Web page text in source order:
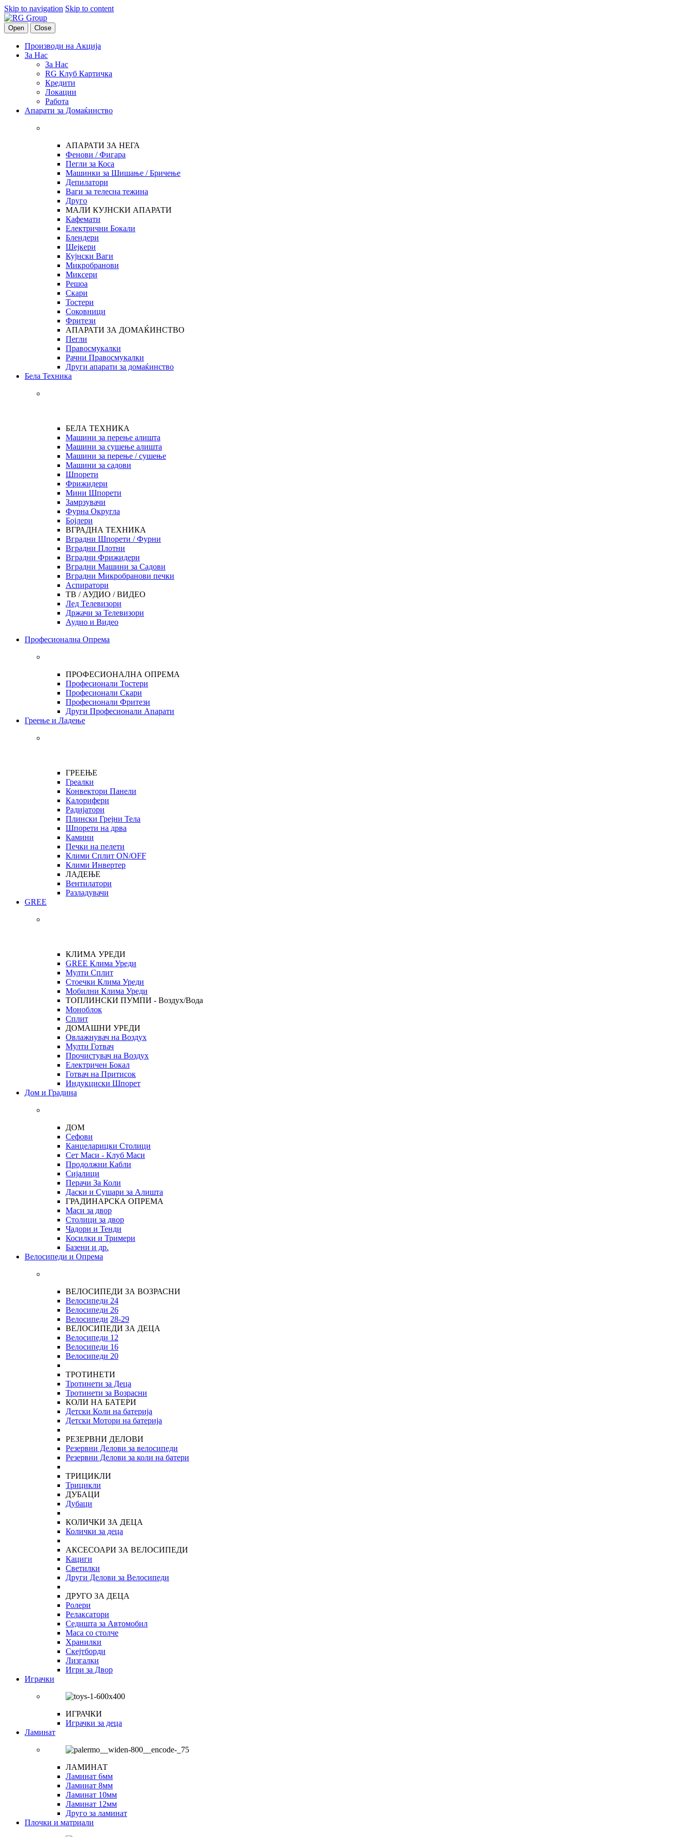
Skip to navigation Skip to content
Open Close
Производи на Акција
За Нас
За Нас
RG Клуб Картичка
Кредити
Локации
Работа
Апарати за Домаќинство
АПАРАТИ ЗА НЕГА
Фенови / Фигара
Пегли за Коса
Машинки за Шишање / Бричење
Депилатори
Ваги за телесна тежина
Друго
МАЛИ КУЈНСКИ АПАРАТИ
Кафемати
Електрични Бокали
Блендери
Шејкери
Кујнски Ваги
Микробранови
Миксери
Решоа
Скари
Тостери
Соковници
Фритези
АПАРАТИ ЗА ДОМАЌИНСТВО
Пегли
Правосмукалки
Рачни Правосмукалки
Други апарати за домаќинство
Бела Техника
БЕЛА ТЕХНИКА
Машини за перење алишта
Машини за сушење алишта
Машини за перење / сушење
Машини за садови
Шпорети
Фрижидери
Мини Шпорети
Замрзувачи
Фурна Округла
Бојлери
ВГРАДНА ТЕХНИКА
Вградни Шпорети / Фурни
Вградни Плотни
Вградни Фрижидери
Вградни Машини за Садови
Вградни Микробранови печки
Аспиратори
ТВ / АУДИО / ВИДЕО
Лед Телевизори
Држачи за Телевизори
Аудио и Видео
Професионална Опрема
ПРОФЕСИОНАЛНА ОПРЕМА
Професионали Тостери
Професионали Скари
Професионали Фритези
Други Професионали Апарати
Греење и Ладење
ГРЕЕЊЕ
Греалки
Конвектори Панели
Калорифери
Радијатори
Плински Грејни Тела
Шпорети на дрва
Камини
Печки на пелети
Клими Сплит ON/OFF
Клими Инвертер
ЛАДЕЊЕ
Вентилатори
Разладувачи
GREE
КЛИМА УРЕДИ
GREE Клима Уреди
Мулти Сплит
Стоечки Клима Уреди
Мобилни Клима Уреди
ТОПЛИНСКИ ПУМПИ - Воздух/Вода
Моноблок
Сплит
ДОМАШНИ УРЕДИ
Овлажнувач на Воздух
Мулти Готвач
Прочистувач на Воздух
Електричен Бокал
Готвач на Притисок
Индукциски Шпорет
Дом и Градина
ДОМ
Сефови
Канцеларицки Столици
Сет Маси - Клуб Маси
Продолжни Кабли
Сијалици
Перачи За Коли
Даски и Сушари за Алишта
ГРАДИНАРСКА ОПРЕМА
Маси за двор
Столици за двор
Чадори и Тенди
Косилки и Тримери
Базени и др.
Велосипеди и Опрема
ВЕЛОСИПЕДИ ЗА ВОЗРАСНИ
Велосипеди 24
Велосипеди 26
Велосипеди 28-29
ВЕЛОСИПЕДИ ЗА ДЕЦА
Велосипеди 12
Велосипеди 16
Велосипеди 20
ТРОТИНЕТИ
Тротинети за Деца
Тротинети за Возрасни
КОЛИ НА БАТЕРИ
Детски Коли на батерија
Детски Мотори на батерија
РЕЗЕРВНИ ДЕЛОВИ
Резервни Делови за велосипеди
Резервни Делови за коли на батери
ТРИЦИКЛИ
Трицикли
ДУБАЦИ
Дубаци
КОЛИЧКИ ЗА ДЕЦА
Колички за деца
АКСЕСОАРИ ЗА ВЕЛОСИПЕДИ
Кациги
Светилки
Други Делови за Велосипеди
ДРУГО ЗА ДЕЦА
Ролери
Релаксатори
Седишта за Автомобил
Маса со столче
Хранилки
Скејтборди
Лизгалки
Игри за Двор
Играчки
ИГРАЧКИ
Играчки за деца
Ламинат
ЛАМИНАТ
Ламинат 6мм
Ламинат 8мм
Ламинат 10мм
Ламинат 12мм
Друго за ламинат
Плочки и матриали